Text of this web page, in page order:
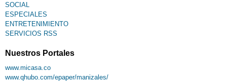
SOCIAL
ESPECIALES
ENTRETENIMIENTO
SERVICIOS RSS
Nuestros Portales
www.micasa.co
www.qhubo.com/epaper/manizales/